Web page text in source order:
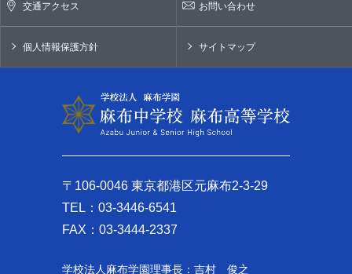
交通アクセス お問い合わせ
個人情報保護方針 サイトマップ
〒106-0046 東京都港区元麻布2-3-29
TEL：03-3446-6541
FAX：03-3444-2337
学校法人麻布学園理事長：吉村 俊之